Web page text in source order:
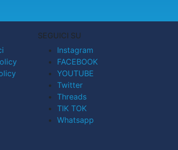
SEGUICI SU
Instagram
FACEBOOK
YOUTUBE
Twitter
Threads
TIK TOK
Whatsapp